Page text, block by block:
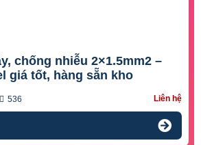
giá tốt, hàng sẵn kho
536 Liên hệ